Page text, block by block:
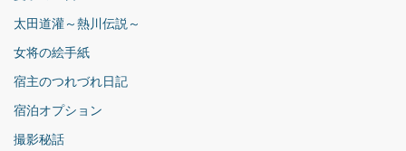
太田道灌～熱川伝説～
女将の絵手紙
宿主のつれづれ日記
宿泊オプション
撮影秘話